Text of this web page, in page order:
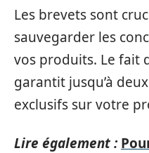
Les brevets sont
sauvegarder les
vos produits. Le fait
garantit jusqu’à
exclusifs sur votre
Lire également :